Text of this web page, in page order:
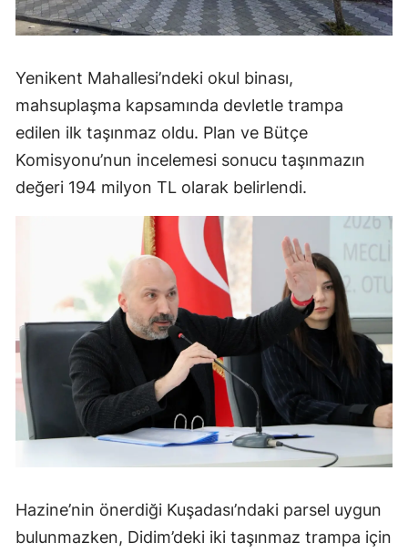
Yenikent Mahallesi’ndeki okul binası,
mahsuplaşma kapsamında devletle trampa
edilen ilk taşınmaz oldu. Plan ve Bütçe
Komisyonu’nun incelemesi sonucu taşınmazın
değeri 194 milyon TL olarak belirlendi.
Hazine’nin önerdiği Kuşadası’ndaki parsel uygun
bulunmazken, Didim’deki iki taşınmaz trampa için